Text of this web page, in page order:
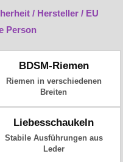
/ Hersteller / EU
Person
BDSM-Riemen
Riemen in verschiedenen
Breiten
Liebesschaukeln
Stabile Ausführungen aus
Leder